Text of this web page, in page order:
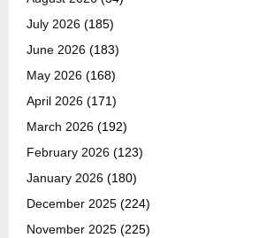
July 2026 (185)
June 2026 (183)
May 2026 (168)
April 2026 (171)
March 2026 (192)
February 2026 (123)
January 2026 (180)
December 2025 (224)
November 2025 (225)